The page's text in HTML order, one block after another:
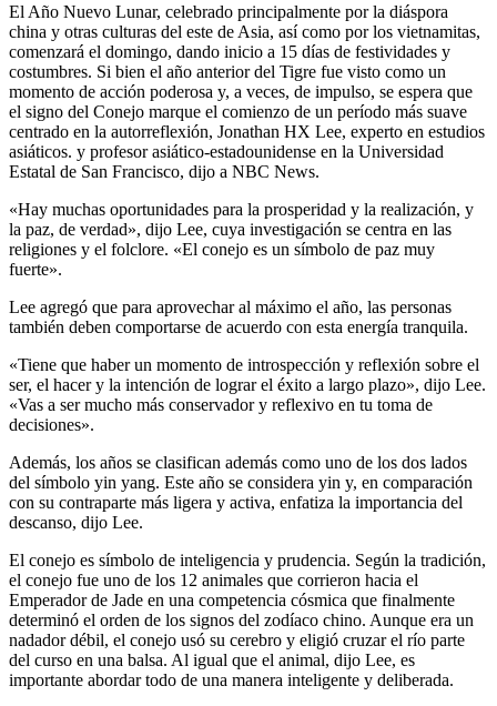
El Año Nuevo Lunar, celebrado principalmente por la diáspora
china y otras culturas del este de Asia, así como por los vietnamitas,
comenzará el domingo, dando inicio a 15 días de festividades y
costumbres. Si bien el año anterior del Tigre fue visto como un
momento de acción poderosa y, a veces, de impulso, se espera que
el signo del Conejo marque el comienzo de un período más suave
centrado en la autorreflexión, Jonathan HX Lee, experto en estudios
asiáticos. y profesor asiático-estadounidense en la Universidad
Estatal de San Francisco, dijo a NBC News.
«Hay muchas oportunidades para la prosperidad y la realización, y
la paz, de verdad», dijo Lee, cuya investigación se centra en las
religiones y el folclore. «El conejo es un símbolo de paz muy
fuerte».
Lee agregó que para aprovechar al máximo el año, las personas
también deben comportarse de acuerdo con esta energía tranquila.
«Tiene que haber un momento de introspección y reflexión sobre el
ser, el hacer y la intención de lograr el éxito a largo plazo», dijo Lee.
«Vas a ser mucho más conservador y reflexivo en tu toma de
decisiones».
Además, los años se clasifican además como uno de los dos lados
del símbolo yin yang. Este año se considera yin y, en comparación
con su contraparte más ligera y activa, enfatiza la importancia del
descanso, dijo Lee.
El conejo es símbolo de inteligencia y prudencia. Según la tradición,
el conejo fue uno de los 12 animales que corrieron hacia el
Emperador de Jade en una competencia cósmica que finalmente
determinó el orden de los signos del zodíaco chino. Aunque era un
nadador débil, el conejo usó su cerebro y eligió cruzar el río parte
del curso en una balsa. Al igual que el animal, dijo Lee, es
importante abordar todo de una manera inteligente y deliberada.